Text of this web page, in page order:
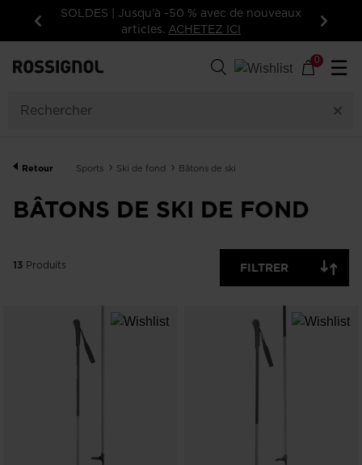
Précédent
| Jusqu’à -50 % avec de nouveaux
articles.
ACHETEZ ICI
Inscrivez-vous à
votre
0 ☰
Retour Sports Ski de fond Bâtons de ski
BÂTONS DE SKI DE FOND
AFFICHER
ARTICLES
DISPONIBLES
13 Produits FILTRER